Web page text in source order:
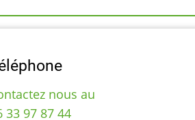
nous au
33 97 87 44